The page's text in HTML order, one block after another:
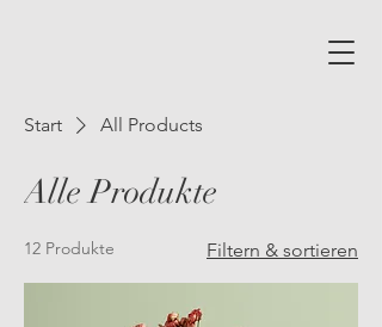
Start All Products
Alle Produkte
12 Produkte Filtern & sortieren